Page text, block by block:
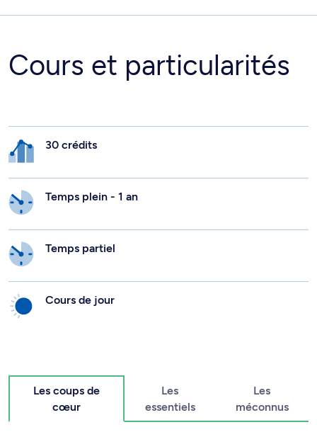
Cours et particularités
30 crédits
Temps plein - 1 an
Temps partiel
Cours de jour
Les coups de
cœur
Les
essentiels
Les
méconnus